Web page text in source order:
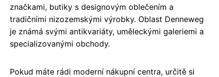
značkami, butiky s designovým oblečením a
tradičními nizozemskými výrobky. Oblast Denneweg
je známá svými antikvariáty, uměleckými galeriemi a
specializovanými obchody.
Pokud máte rádi moderní nákupní centra, určitě si